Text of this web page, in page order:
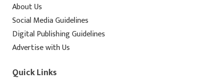
About Us
Social Media Guidelines
Digital Publishing Guidelines
Advertise with Us
Quick Links